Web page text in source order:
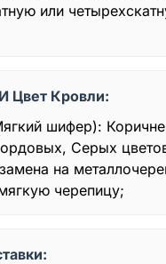
или
Цвет Кровли:
шифер):
Серых
на
черепицу;